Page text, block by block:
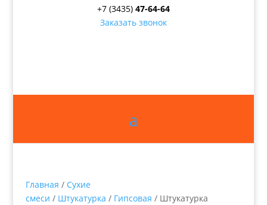
+7 (3435) 47-64-64
Заказать звонок
Главная / Сухие
смеси / Штукатурка / Гипсовая / Штукатурка